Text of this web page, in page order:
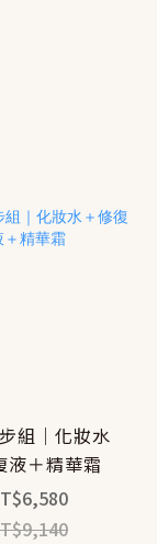
組｜化妝水
液＋精華霜